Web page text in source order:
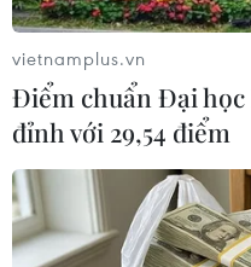
Theo dõi VietnamPlus
vietnamplus.vn
Điểm chuẩn Đại học
đỉnh với 29,54 điểm